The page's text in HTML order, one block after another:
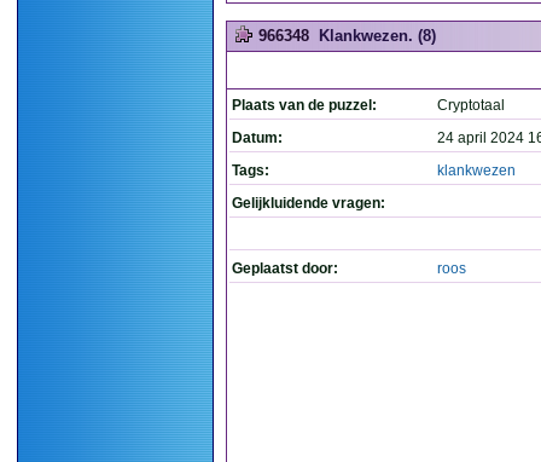
966348 Klankwezen. (8)
Plaats van de puzzel:
Cryptotaal
Datum:
24 april 2024
Tags:
klankwezen
Gelijkluidende vragen:
Geplaatst door: roos